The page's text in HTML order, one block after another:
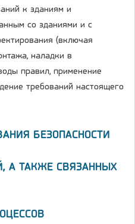
к зданиям и
со зданиями и с
(включая
наладки в
правил, применение
требований настоящего
БЕЗОПАСНОСТИ
А ТАКЖЕ СВЯЗАННЫХ